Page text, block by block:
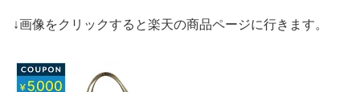
↓画像をクリックすると楽天の商品ページに行きます。